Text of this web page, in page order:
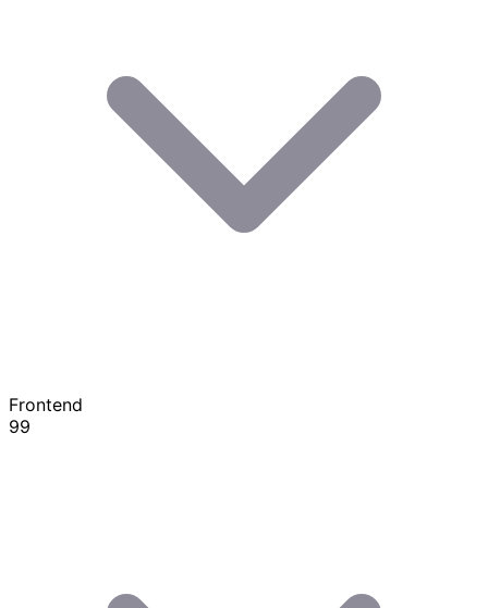
Frontend
99